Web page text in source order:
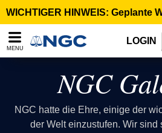
MENU
LOGIN
NGC
NGC hatte die Ehre, einige der
der Welt einzustufen. Wir sind